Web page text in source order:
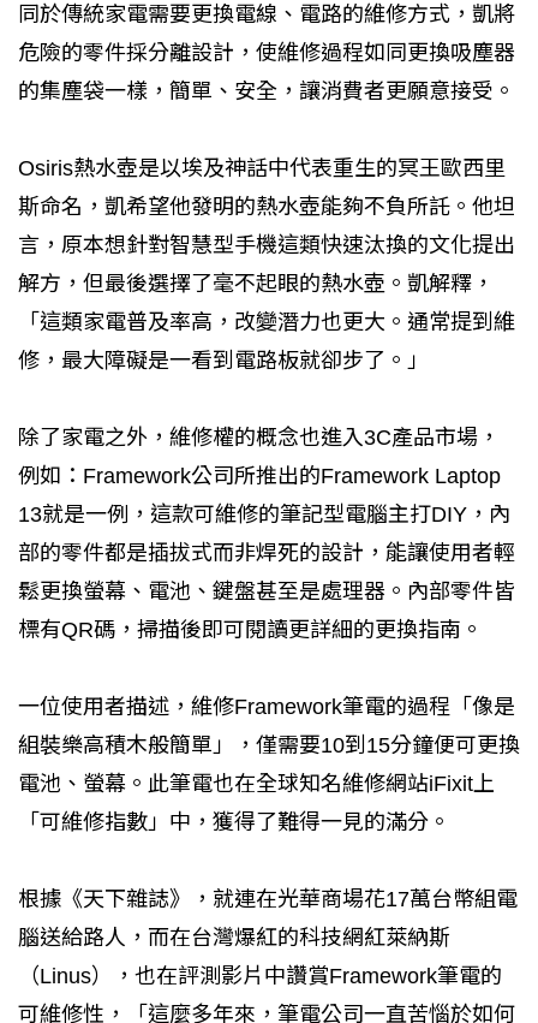
同於傳統家電需要更換電線、電路的維修方式，凱將
危險的零件採分離設計，使維修過程如同更換吸塵器
的集塵袋一樣，簡單、安全，讓消費者更願意接受。
Osiris熱水壺是以埃及神話中代表重生的冥王歐西里
斯命名，凱希望他發明的熱水壺能夠不負所託。他坦
言，原本想針對智慧型手機這類快速汰換的文化提出
解方，但最後選擇了毫不起眼的熱水壺。凱解釋，
「這類家電普及率高，改變潛力也更大。通常提到維
修，最大障礙是一看到電路板就卻步了。」
除了家電之外，維修權的概念也進入3C產品市場，
例如：Framework公司所推出的Framework Laptop
13就是一例，這款可維修的筆記型電腦主打DIY，內
部的零件都是插拔式而非焊死的設計，能讓使用者輕
鬆更換螢幕、電池、鍵盤甚至是處理器。內部零件皆
標有QR碼，掃描後即可閱讀更詳細的更換指南。
一位使用者描述，維修Framework筆電的過程「像是
組裝樂高積木般簡單」，僅需要10到15分鐘便可更換
電池、螢幕。此筆電也在全球知名維修網站iFixit上
「可維修指數」中，獲得了難得一見的滿分。
根據《天下雜誌》，就連在光華商場花17萬台幣組電
腦送給路人，而在台灣爆紅的科技網紅萊納斯
（Linus），也在評測影片中讚賞Framework筆電的
可維修性，「這麼多年來，筆電公司一直苦惱於如何